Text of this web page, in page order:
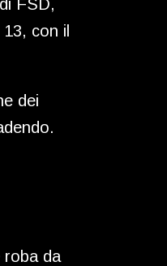
FSD,
con il
dei
roba da